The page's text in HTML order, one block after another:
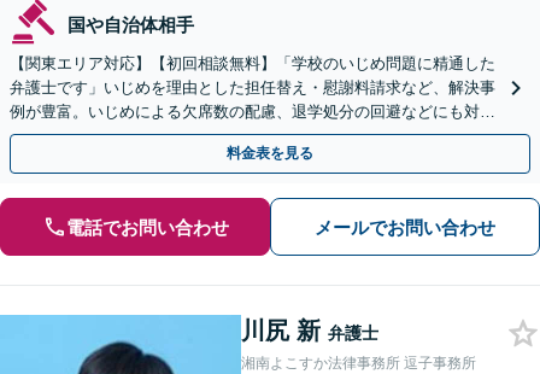
国や自治体相手
【関東エリア対応】【初回相談無料】「学校のいじめ問題に精通した
弁護士です」いじめを理由とした担任替え・慰謝料請求など、解決事
例が豊富。いじめによる欠席数の配慮、退学処分の回避などにも対応
可能です【夜間・休日相談可】【完全個室】
料金表を見る
電話でお問い合わせ メールでお問い合わせ
川尻 新 弁護士
湘南よこすか法律事務所 逗子事務所